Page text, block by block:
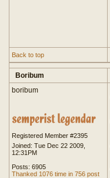
Back to top
Boribum
boribum
Registered Member #2395
Joined: Tue Dec 22 2009,
12:31PM
Posts: 6905
Thanked 1076 time in 756 post